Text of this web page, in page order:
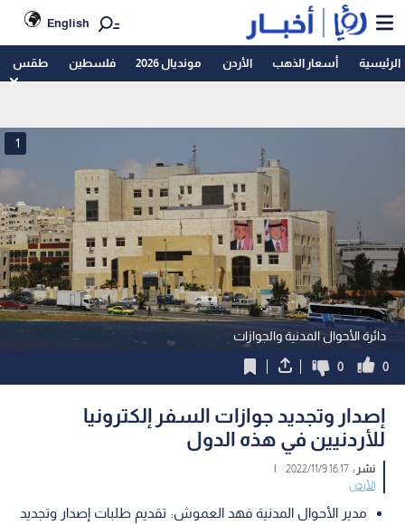
English
الرئيسية أسعار الذهب الأردن مونديال 2026 فلسطين طقس
دائرة الأحوال المدنية والجوازات
1
0
0
إصدار وتجديد جوازات السفر إلكترونيا
للأردنيين في هذه الدول
نشر :16:17 2022/11/9
|
الأردن
مدير الأحوال المدنية فهد العموش: تقديم طلبات إصدار وتجديد